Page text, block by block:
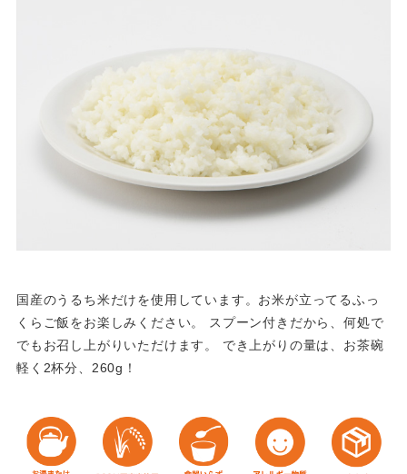
国産のうるち米だけを使用しています。お米が立ってるふっ
くらご飯をお楽しみください。 スプーン付きだから、何処で
でもお召し上がりいただけます。 でき上がりの量は、お茶碗
軽く2杯分、260g！